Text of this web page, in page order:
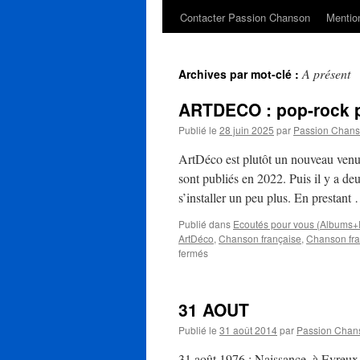
Contacter Passion Chanson
Archives par mot-clé :A présent
ARTDECO : pop-
Publié le 28 juin 2025 par Passion
ArtDéco est plutôt un nouveau
sont publiés en 2022. Puis il y a
s’installer un peu plus. En prestant
Publié dans Ecoutés pour vous
ArtDéco, Chanson française, Chanson
ferméssur
rock
poétique
francophone
31 AOUT
Publié le 31 août 2014par Passion